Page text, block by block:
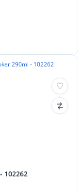
102262